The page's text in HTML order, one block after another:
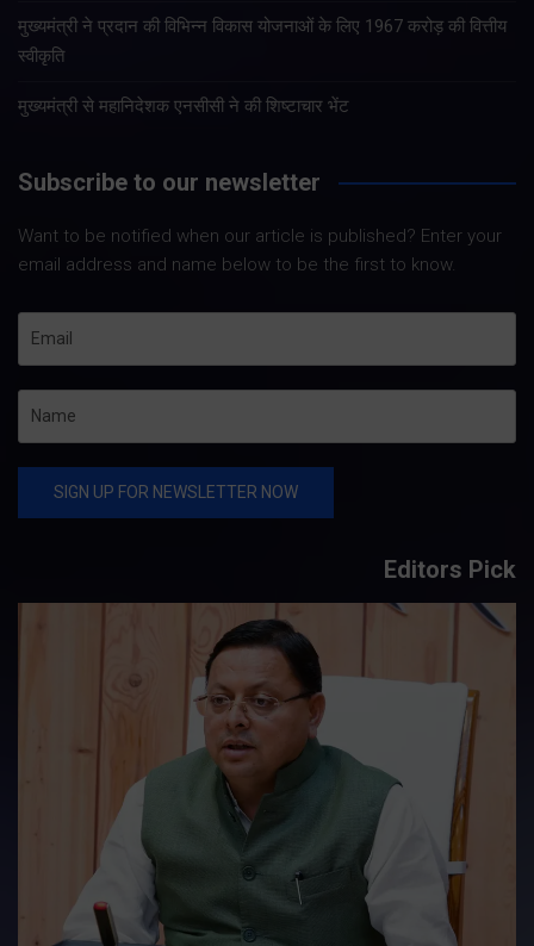
मुख्यमंत्री ने प्रदान की विभिन्न विकास योजनाओं के लिए 1967 करोड़ की वित्तीय
स्वीकृति
मुख्यमंत्री से महानिदेशक एनसीसी ने की शिष्टाचार भेंट
Subscribe to our newsletter
Want to be notified when our article is published? Enter your
email address and name below to be the first to know.
Editors Pick